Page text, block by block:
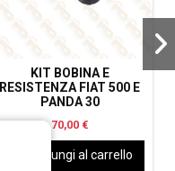
KIT BOBINA E
RESISTENZA FIAT 500 E
PANDA 30
70,00 €
Aggiungi al carrello